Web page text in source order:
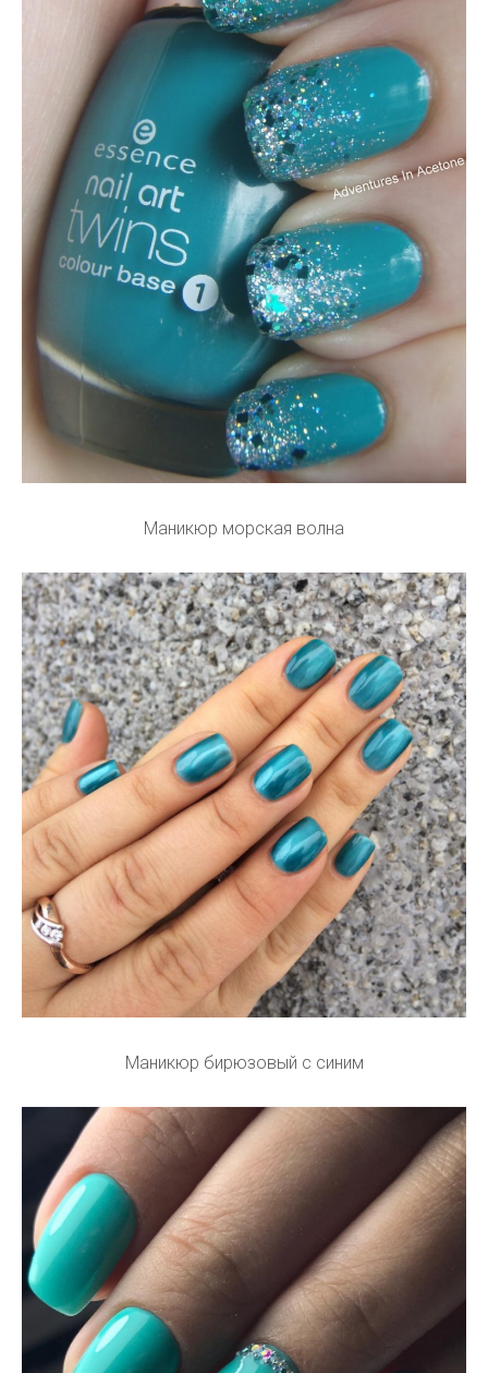
Маникюр морская волна
Маникюр бирюзовый с синим